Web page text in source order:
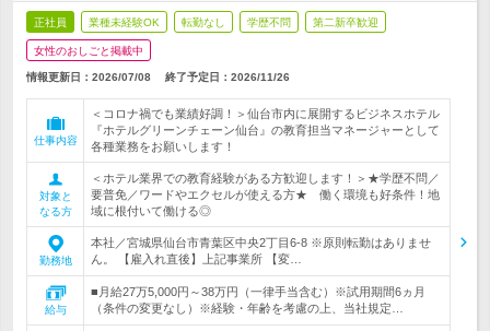
正社員 業種未経験OK 転勤なし 学歴不問 第二新卒歓迎
女性のおしごと掲載中
情報更新日：2026/07/08 終了予定日： 2026/11/26
仕事内容
＜コロナ禍でも業績好調！＞仙台市内に展開するビジネスホテル
『ホテルグリーンチェーン仙台』の教育担当マネージャーとして
各種業務をお願いします！
対象と
なる方
＜ホテル業界での教育経験がある方歓迎します！＞★学歴不問／
要普免／ワードやエクセルが使える方★ 働く環境も好条件！地
域に根付いて働ける◎
勤務地
本社／宮城県仙台市青葉区中央2丁目6-8 ※原則転勤はありませ
ん。 【雇入れ直後】上記事業所 【変…
給与
■月給27万5,000円～38万円（一律手当含む）※試用期間6ヵ月
（条件の変更なし）※経験・年齢を考慮の上、当社規定…